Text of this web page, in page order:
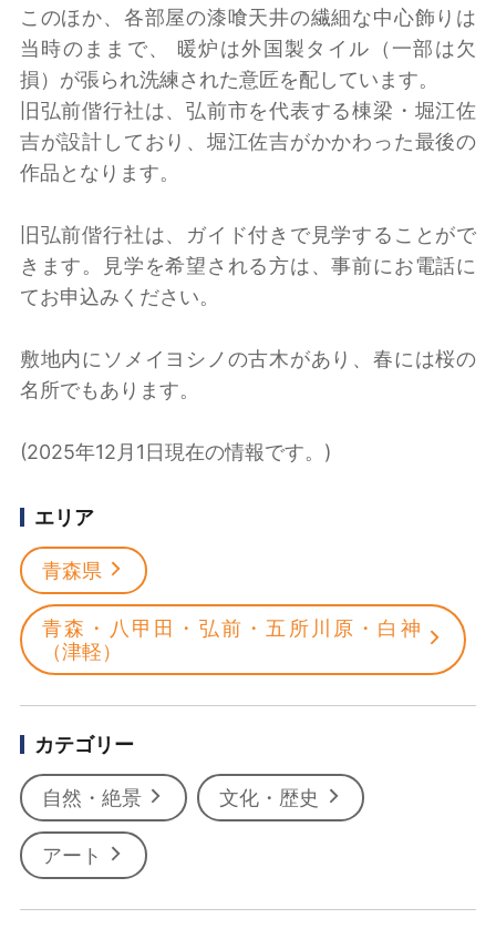
このほか、各部屋の漆喰天井の繊細な中心飾りは
当時のままで、 暖炉は外国製タイル（一部は欠
損）が張られ洗練された意匠を配しています。
旧弘前偕行社は、弘前市を代表する棟梁・堀江佐
吉が設計しており、堀江佐吉がかかわった最後の
作品となります。
旧弘前偕行社は、ガイド付きで見学することがで
きます。見学を希望される方は、事前にお電話に
てお申込みください。
敷地内にソメイヨシノの古木があり、春には桜の
名所でもあります。
(2025年12月1日現在の情報です。)
エリア
青森県
青森・八甲田・弘前・五所川原・白神
（津軽）
カテゴリー
自然・絶景 文化・歴史
アート